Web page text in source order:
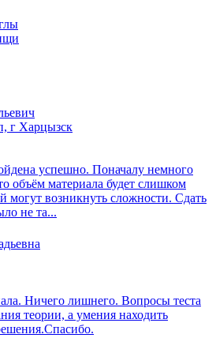
г Харцызск
успешно. Поначалу немного
объём материала будет слишком
могут возникнуть сложности. Сдать
не та...
Ничего лишнего. Вопросы теста
теории, а умения находить